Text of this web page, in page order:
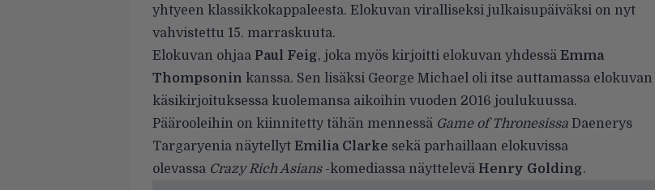
yhtyeen klassikkokappaleesta. Elokuvan viralliseksi julkaisupäiväksi on nyt
vahvistettu 15. marraskuuta.
Elokuvan ohjaa Paul Feig, joka myös kirjoitti elokuvan yhdessä Emma
Thompsonin kanssa. Sen lisäksi George Michael oli itse auttamassa elokuvan
käsikirjoituksessa kuolemansa aikoihin vuoden 2016 joulukuussa.
Päärooleihin on kiinnitetty tähän mennessä Game of Thronesissa Daenerys
Targaryenia näytellyt Emilia Clarke sekä parhaillaan elokuvissa
olevassa Crazy Rich Asians-komediassa näyttelevä Henry Golding.